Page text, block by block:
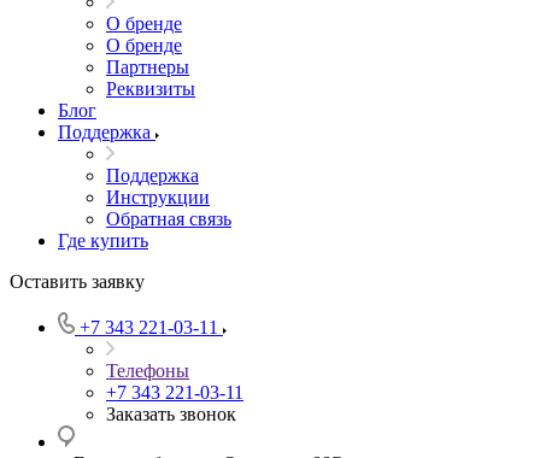
О бренде
О бренде
Партнеры
Реквизиты
Блог
Поддержка
Поддержка
Инструкции
Обратная связь
Где купить
Оставить заявку
+7 343 221-03-11
Телефоны
+7 343 221-03-11
Заказать звонок